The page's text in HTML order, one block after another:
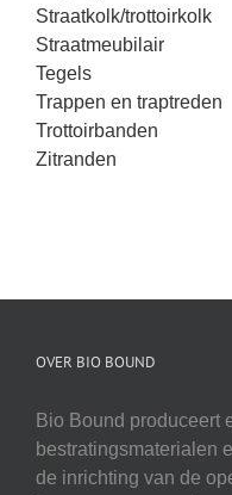
Straatkolk/trottoirkolk
Straatmeubilair
Tegels
Trappen en traptreden
Trottoirbanden
Zitranden
OVER BIO BOUND
Bio Bound produceert
bestratingsmaterialen
de inrichting van de